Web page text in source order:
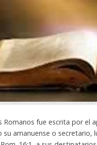
Romanos fue escrita por el
su amanuense o